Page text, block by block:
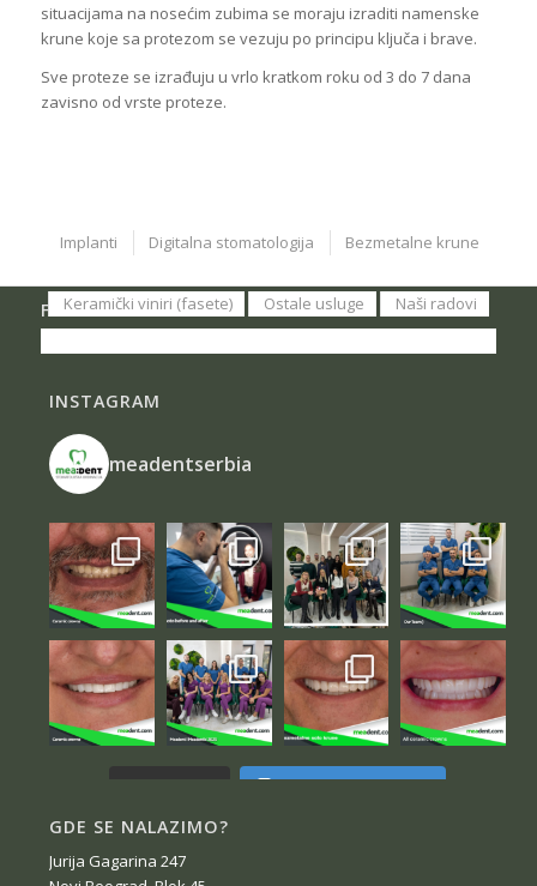
situacijama na nosećim zubima se moraju izraditi namenske
krune koje sa protezom se vezuju po principu ključa i brave.
Sve proteze se izrađuju u vrlo kratkom roku od 3 do 7 dana
zavisno od vrste proteze.
Implanti Digitalna stomatologija Bezmetalne krune
Keramički viniri (fasete) Ostale usluge Naši radovi
FACEBOOK
INSTAGRAM
meadentserbia
Follow on Instagram
GDE SE NALAZIMO?
Jurija Gagarina 247